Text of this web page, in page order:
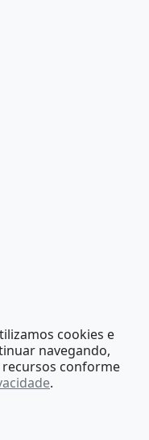
cookies e
navegando,
recursos conforme
.